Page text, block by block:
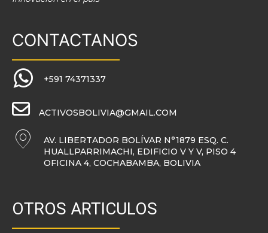
CONTACTANOS
+591 74371337
ACTIVOSBOLIVIA@GMAIL.COM
AV. LIBERTADOR BOLÍVAR N°1879 ESQ. C.
HUALLPARRIMACHI, EDIFICIO V Y V, PISO 4
OFICINA 4, COCHABAMBA, BOLIVIA
OTROS ARTICULOS